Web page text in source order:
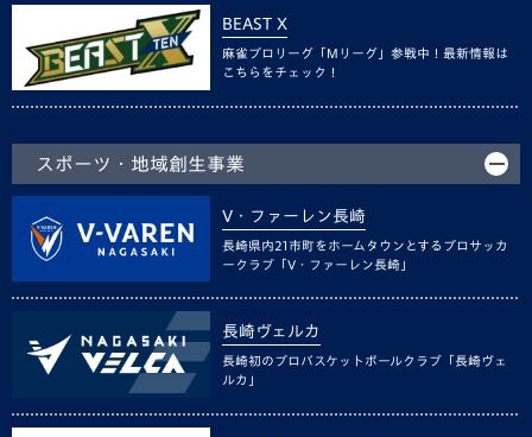
BEAST X
麻雀プロリーグ「Mリーグ」参戦中！最新情報は
こちらをチェック！
スポーツ・地域創生事業
V・ファーレン長崎
長崎県内21市町をホームタウンとするプロサッカ
ークラブ「V・ファーレン長崎」
長崎ヴェルカ
長崎初のプロバスケットボールクラブ「長崎ヴェ
ルカ」